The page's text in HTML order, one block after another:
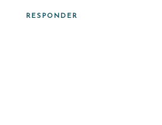
RESPONDER